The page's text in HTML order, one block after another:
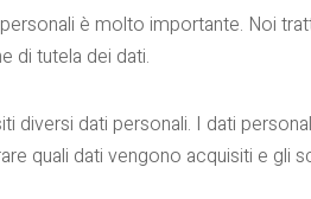
è molto importante. Noi
di tutela dei dati.
diversi dati personali. I dati
quali dati vengono acquisiti e